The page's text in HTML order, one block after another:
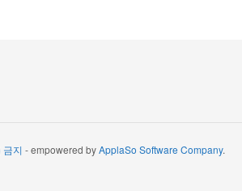
금지 - empowered byApplaSo Software Company.